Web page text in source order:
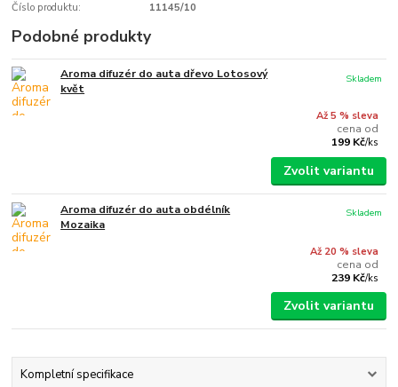
Číslo produktu: 11145/10
Podobné produkty
Aroma difuzér do auta dřevo Lotosový
květ
Až 5 % sleva
cena od
199 Kč/ks
Skladem
Zvolit variantu
Aroma difuzér do auta obdélník
Mozaika
Až 20 % sleva
cena od
239 Kč/ks
Skladem
Zvolit variantu
Kompletní specifikace